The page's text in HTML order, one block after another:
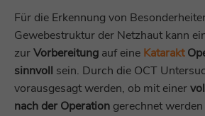
Für die Erkennung von
Gewebestruktur der Netzhaut kann
zurVorbereitung auf eine Katarakt
sinnvoll sein. Durch die OCT
vorausgesagt werden, ob mit einer
nach der Operation gerechnet
Name munichmedgmbh-_zldt
Anbieter Zoho SalesIQ
Laufzeit 1 Tag
Dieses Cookie
Name ^zalb_\d+$
Anbieter Zoho PageSense
Laufzeit Sitzungsende